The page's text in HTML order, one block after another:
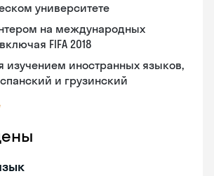
университете
на международных
FIFA 2018
изучением иностранных языков,
и грузинский